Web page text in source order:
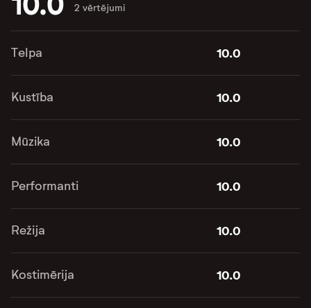
2 vērtējumi
Telpa 10.0
Kustība 10.0
Mūzika 10.0
Performanti 10.0
Režija 10.0
Kostimērija 10.0